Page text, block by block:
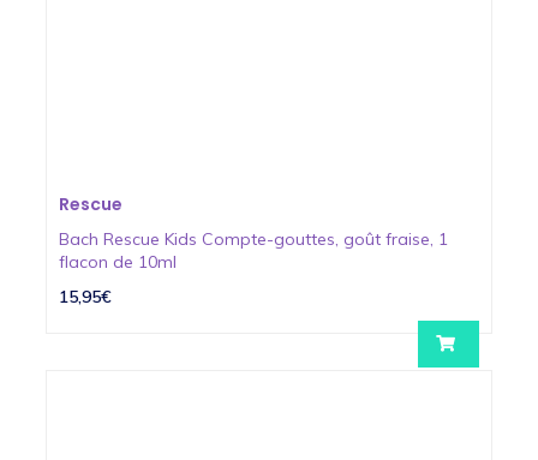
Rescue
Bach Rescue Kids Compte-gouttes, goût fraise, 1
flacon de 10ml
15,95€